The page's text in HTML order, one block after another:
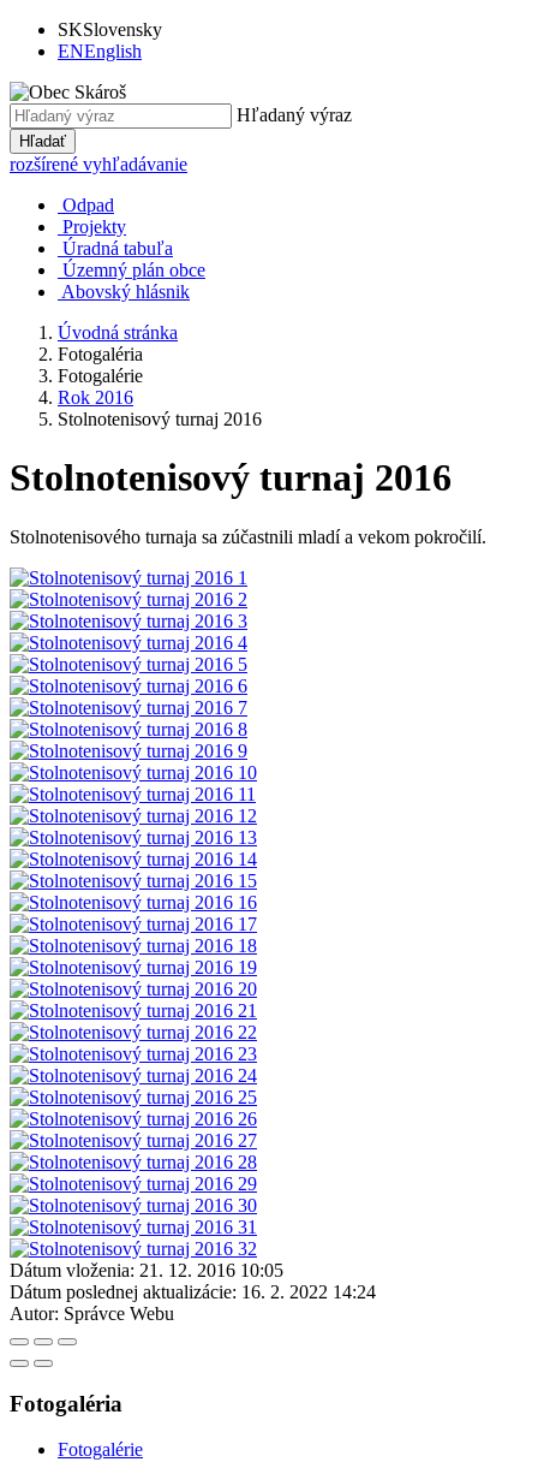
SKSlovensky
ENEnglish
Hľadaný výraz
Hľadať
rozšírené vyhľadávanie
Odpad
Projekty
Úradná tabuľa
Územný plán obce
Abovský hlásnik
Úvodná stránka
Fotogaléria
Fotogalérie
Rok 2016
Stolnotenisový turnaj 2016
Stolnotenisový turnaj 2016
Stolnotenisového turnaja sa zúčastnili mladí a vekom pokročilí.
Dátum vloženia: 21. 12. 2016 10:05
Dátum poslednej aktualizácie: 16. 2. 2022 14:24
Autor: Správce Webu
Fotogaléria
Fotogalérie